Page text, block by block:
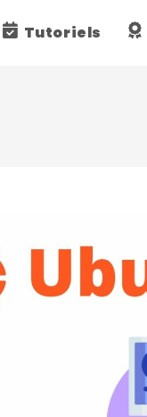
Tutoriels